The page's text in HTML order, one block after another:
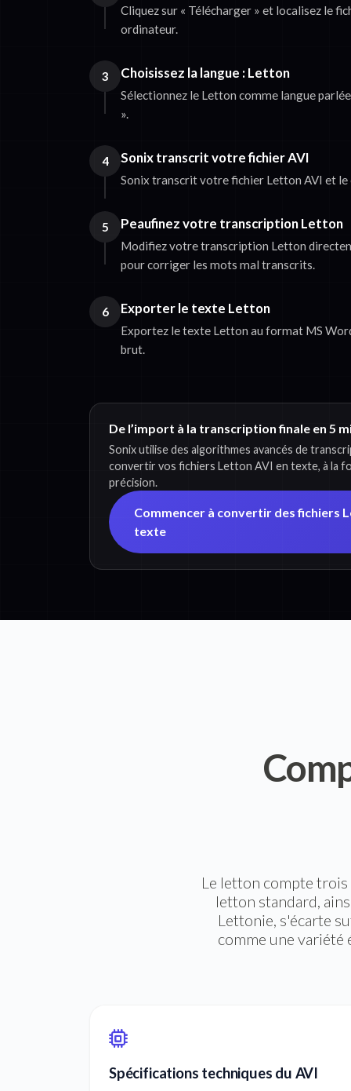
Cliquez sur « Télécharger » et localisez le
ordinateur.
3 Choisissez la langue : Letton
Sélectionnez le Letton comme langue
».
4 Sonix transcrit votre fichier AVI
Sonix transcrit votre fichier Letton AVI et
5 Peaufinez votre transcription Letton
Modifiez votre transcription Letton
pour corriger les mots mal transcrits.
6 Exporter le texte Letton
Exportez le texte Letton au format MS
brut.
De l’import à la transcription finale en 5
Sonix utilise des algorithmes avancés de
convertir vos fichiers Letton AVI en texte, à la
précision.
Commencer à convertir des fichiers
texte
Le letton compte
letton standard,
Lettonie, s'écarte
comme une variété
Spécifications techniques du AVI